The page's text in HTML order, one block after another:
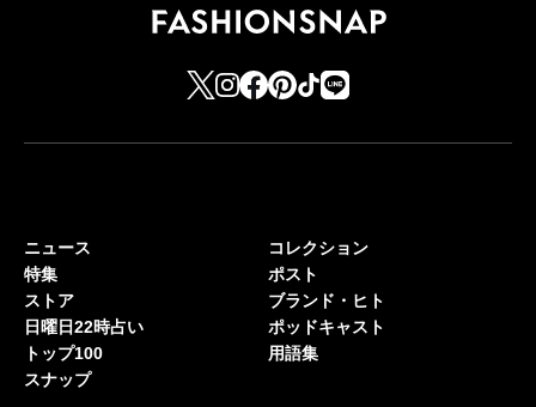
ニュース
特集
ストア
日曜日22時占い
トップ100
スナップ
コレクション
ポスト
ブランド・ヒト
ポッドキャスト
用語集